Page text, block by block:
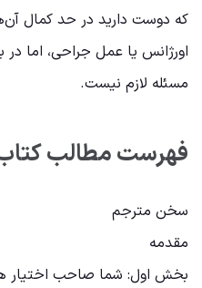
که دوست دارید در حد کمال
اورژانس یا عمل جراحی، اما در
مسئله لازم نیست.
فهرست مطالب
سخن مترجم
مقدمه
بخش اول: شما صاحب اختیار